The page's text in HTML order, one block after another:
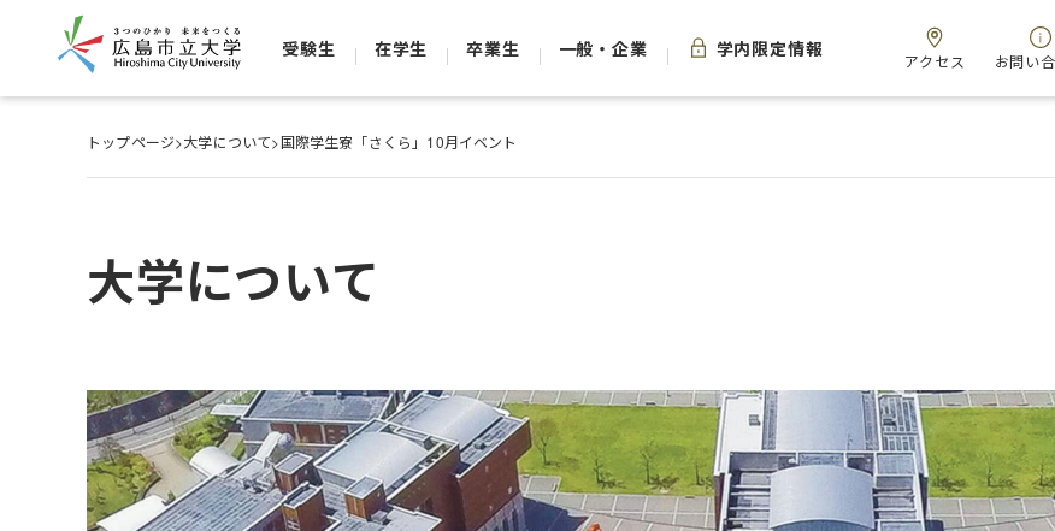
受験生 在学生 卒業生 一般・企業 学内限定情報
アクセス お問い
トップページ>大学について>国際学生寮「さくら」10月イベント
大学について